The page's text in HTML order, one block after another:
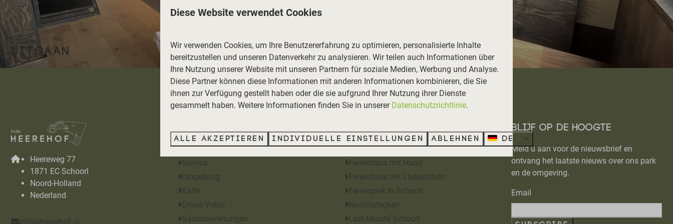
UITGAAN
Bezahlen Sie sicher
Heereweg 77
1871 EC Schoorl
Noord-Holland
Nederland
info@heerehof.nl
Dünenlodges
Service
Umgebung
Karte
Drone Video
Gästebewertungen
Ferienhaus am Meer
Ferienhaus mit Hund
Ferienhaus mit Ladestation
Ferienpark in Schoorl
Nachhaltigkeit
Last-Minute Schoorl
Blijf op de hoogte
Meld u aan voor de nieuwsbrief en
ontvang het laatste nieuws over ons park
en de omgeving.
Email
Diese Website verwendet Cookies
Wir verwenden Cookies, um Ihre Benutzererfahrung zu optimieren, personalisierte Inhalte
bereitzustellen und unseren Datenverkehr zu analysieren. Wir teilen auch Informationen über
Ihre Nutzung unserer Website mit unseren Partnern für soziale Medien, Werbung und Analyse.
Diese Partner können diese Informationen mit anderen Informationen kombinieren, die Sie
ihnen zur Verfügung gestellt haben oder die sie aufgrund Ihrer Nutzung ihrer Dienste
gesammelt haben. Weitere Informationen finden Sie in unserer Datenschutzrichtlinie.
Alle akzeptieren Individuelle Einstellungen Ablehnen DE